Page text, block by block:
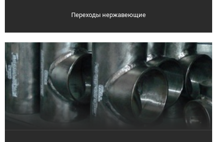
Переходы нержавеющие